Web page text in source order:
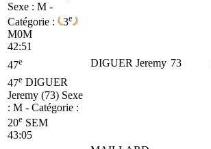
Sexe : M -
Catégorie :
3e
M0M
42:51
47e DIGUER Jeremy 73
47e DIGUER
Jeremy (73) Sexe
: M - Catégorie :
20e SEM
43:05